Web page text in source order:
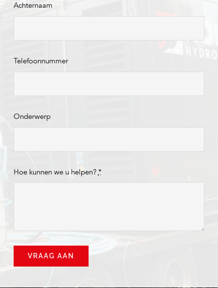
Achternaam
Telefoonnummer
Onderwerp
Hoe kunnen we u helpen? *
VRAAG AAN